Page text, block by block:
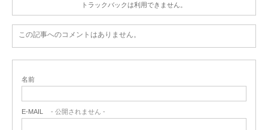
トラックバックは利用できません。
この記事へのコメントはありません。
名前
E-MAIL - 公開されません -